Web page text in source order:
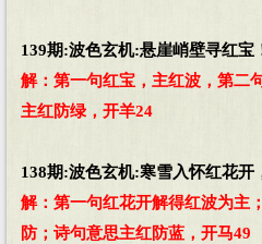
139期:波色玄机:悬崖峭壁寻红宝
解：第一句红宝，主红波，第二
主红防绿，开羊24
138期:波色玄机:寒雪入怀红花开
解：第一句红花开解得红波为主
防；诗句意思主红防蓝，开马49